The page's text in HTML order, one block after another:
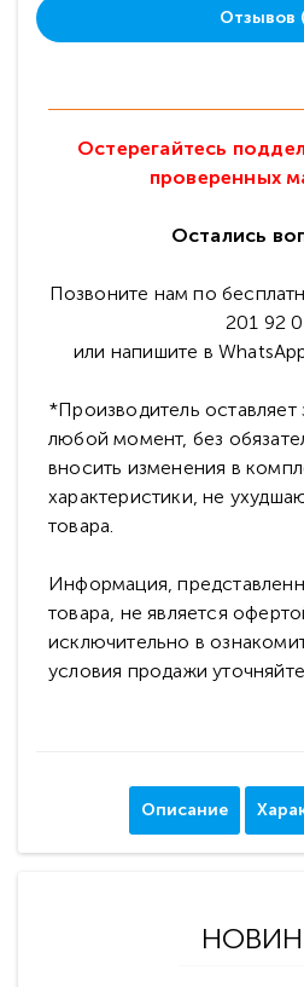
Отзывов
Остерегайтесь
проверенных
Остались
Позвоните нам по
201 92
или напишите в
*Производитель оставляет
любой момент, без
вносить изменения в
характеристики, не
товара.
Информация,
товара, не является
исключительно в
условия продажи
Описание